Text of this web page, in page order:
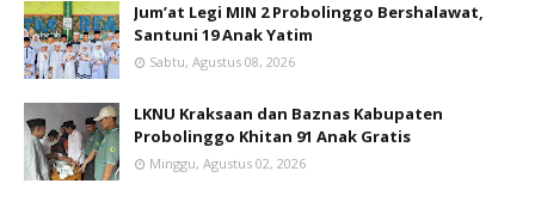
Jum’at Legi MIN 2 Probolinggo Bershalawat,
Santuni 19 Anak Yatim
Sabtu, Agustus 08, 2026
LKNU Kraksaan dan Baznas Kabupaten
Probolinggo Khitan 91 Anak Gratis
Minggu, Agustus 02, 2026